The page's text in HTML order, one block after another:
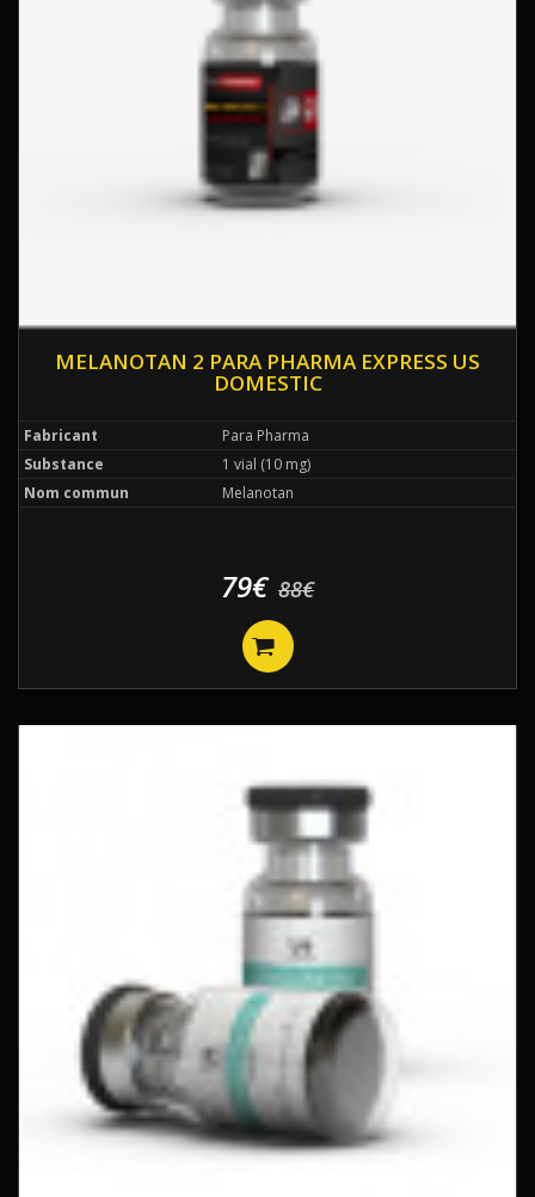
MELANOTAN 2 PARA PHARMA EXPRESS US
DOMESTIC
Fabricant
Para Pharma
Substance
1 vial (10 mg)
Nom commun
Melanotan
79€ 88€